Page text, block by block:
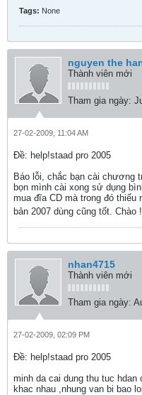
Tags: None
nguyen the
Thành viên mới
Tham gia ngày:
27-02-2009, 11:04 AM
Ðề: help!staad pro 2005
Báo lỗi, chắc bạn cài chương
bọn mình cài xong sử dụng
mua đĩa CD mà trong đó thiếu
bản 2007 dùng cũng tốt. Chào !
nhan4715
Thành viên mới
Tham gia ngày:
27-02-2009, 02:09 PM
Ðề: help!staad pro 2005
minh da cai dung thu tuc
khac nhau ,nhung van bi bao